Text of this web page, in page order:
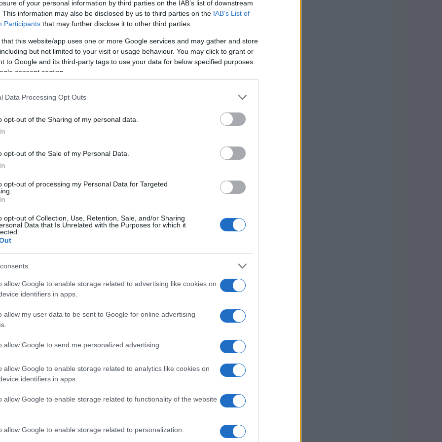
of your personal information by third parties on the IAB’s list of downstream
This information may also be disclosed by us to third parties on the IAB’s List of
Participants that may further disclose it to other third parties.
that this website/app uses one or more Google services and may gather and store
but not limited to your visit or usage behaviour. You may click to grant or
to Google and its third-party tags to use your data for below specified purposes
consent section.
Data Processing Opt Outs
opt-out of the Sharing of my personal data.
opt-out of the Sale of my Personal Data.
opt-out of processing my Personal Data for Targeted
opt-out of Collection, Use, Retention, Sale, and/or Sharing
Data that Is Unrelated with the Purposes for which it
allow Google to enable storage related to advertising like cookies on
identifiers in apps.
allow my user data to be sent to Google for online advertising
allow Google to send me personalized advertising.
allow Google to enable storage related to analytics like cookies on
identifiers in apps.
allow Google to enable storage related to functionality of the website
allow Google to enable storage related to personalization.
più trasmesse
più trasmesse in radio in Italia offre uno
nel nostro paese. Nella settimana dal
il primo posto con il suo brano
profondi e sonorità accattivanti. Questo
per l’artista, ma anche un segnale del suo
la sua popolarità grazie a una melodia